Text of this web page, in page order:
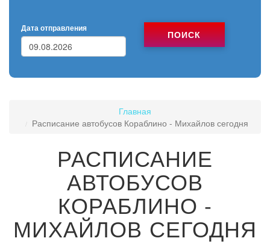
Дата отправления
ПОИСК
Главная
Расписание автобусов Кораблино - Михайлов сегодня
РАСПИСАНИЕ
АВТОБУСОВ
КОРАБЛИНО -
МИХАЙЛОВ СЕГОДНЯ